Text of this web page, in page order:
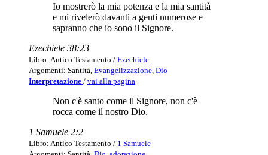
Io mostrerò la mia potenza e la mia santità
e mi rivelerò davanti a genti numerose e
sapranno che io sono il Signore.
Ezechiele 38:23
Libro: Antico Testamento / Ezechiele
Argomenti: Santità, Evangelizzazione Dio
Interpretazione / vai alla pagina
Non c'è santo come il Signore, non c'è
rocca come il nostro Dio.
1 Samuele 2:2
Libro: Antico Testamento / 1 Samuele